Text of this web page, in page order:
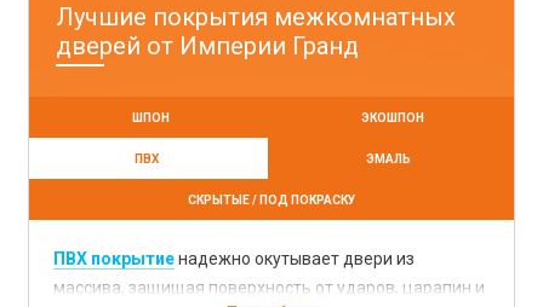
Лучшие покрытия межкомнатных
дверей от Империи Гранд
ШПОН ЭКОШПОН
ПВХ ЭМАЛЬ
СКРЫТЫЕ / ПОД ПОКРАСКУ
ПВХ покрытиенадежно окутывает двери из
массива, защищая поверхность от ударов, царапин и